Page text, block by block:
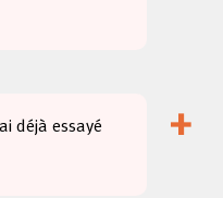
déjà essayé
+